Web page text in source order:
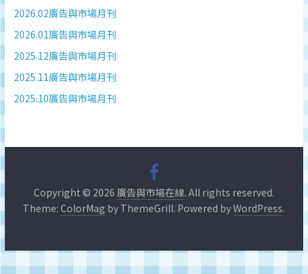
究
品
牌、
銷
的
刊
媒
體
2026.02廣告與市場月刊
2026.01廣告與市場月刊
2025.12廣告與市場月刊
2025.11廣告與市場月刊
2025.10廣告與市場月刊
Copyright © 2026 廣告與市場在線. All rights reserved.
Theme:ColorMag by ThemeGrill. Powered byWordPress.